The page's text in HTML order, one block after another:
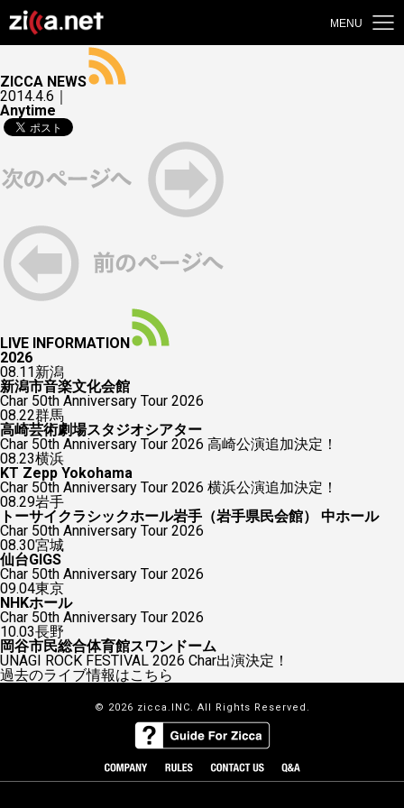
MENU
ZICCA NEWS
2014.4.6｜
Anytime
LIVE INFORMATION
2026
08.11新潟
新潟市音楽文化会館
Char 50th Anniversary Tour 2026
08.22群馬
高崎芸術劇場スタジオシアター
Char 50th Anniversary Tour 2026 高崎公演追加決定！
08.23横浜
KT Zepp Yokohama
Char 50th Anniversary Tour 2026 横浜公演追加決定！
08.29岩手
トーサイクラシックホール岩手（岩手県民会館） 中ホール
Char 50th Anniversary Tour 2026
08.30宮城
仙台GIGS
Char 50th Anniversary Tour 2026
09.04東京
NHKホール
Char 50th Anniversary Tour 2026
10.03長野
岡谷市民総合体育館スワンドーム
UNAGI ROCK FESTIVAL 2026 Char出演決定！
過去のライブ情報はこちら
© 2026 zicca.INC. All Rights Reserved.